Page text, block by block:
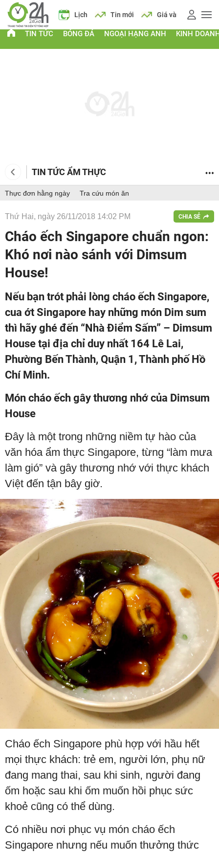
Giá xăng Lịch Tin mới Giá vàng Giá xăng
TIN TỨC BÓNG ĐÁ NGOẠI HẠNG ANH KINH
TIN TỨC ẨM THỰC
Thực đơn hằng ngày Tra cứu món ăn
Thứ Hai, ngày 26/11/2018 14:02 PM CHIA SẺ
Cháo ếch Singapore chuẩn ngon:
Khó nơi nào sánh với Dimsum
House!
Nếu bạn trót phải lòng cháo ếch Singapore,
cua ớt Singapore hay những món Dim sum
thì hãy ghé đến “Nhà Điểm Sấm” – Dimsum
House tại địa chỉ duy nhất 164 Lê Lai,
Phường Bến Thành, Quận 1, Thành phố Hồ
Chí Minh.
Món cháo ếch gây thương nhớ của Dimsum
House
Đây là một trong những niềm tự hào của
văn hóa ẩm thực Singapore, từng “làm mưa
làm gió” và gây thương nhớ với thực khách
Việt đến tận bây giờ.
Cháo ếch Singapore phù hợp với hầu hết
mọi thực khách: trẻ em, người lớn, phụ nữ
đang mang thai, sau khi sinh, người đang
ốm hoặc sau khi ốm muốn hồi phục sức
khoẻ cũng có thể dùng.
Có nhiều nơi phục vụ món cháo ếch
Singapore nhưng nếu muốn thưởng thức